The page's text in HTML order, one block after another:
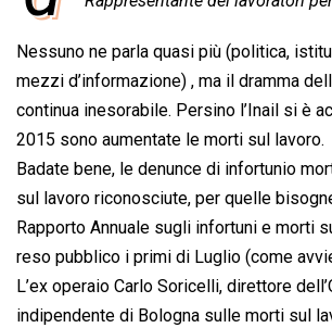
o
o
k
A
p
p
d
I
n
d
s
i
n
k
Nessuno ne parla quasi più (politica,
mezzi d’informazione) , ma il dramma
continua inesorabile. Persino l’Inail si è
2015 sono aumentate le morti sul lavoro.
Badate bene, le denunce di infortunio
sul lavoro riconosciute, per quelle
Rapporto Annuale sugli infortuni e morti
reso pubblico i primi di Luglio (come
L’ex operaio Carlo Soricelli, direttore
indipendente di Bologna sulle morti sul